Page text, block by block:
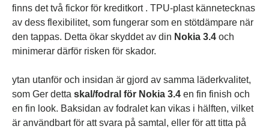
finns det två fickor för kreditkort . TPU-plast kännetecknas
av dess flexibilitet, som fungerar som en stötdämpare när
den tappas. Detta ökar skyddet av din Nokia 3.4 och
minimerar därför risken för skador.
ytan utanför och insidan är gjord av samma läderkvalitet,
som Ger detta skal/fodral för Nokia 3.4 en fin finish och
en fin look. Baksidan av fodralet kan vikas i hälften, vilket
är användbart för att svara på samtal, eller för att titta på